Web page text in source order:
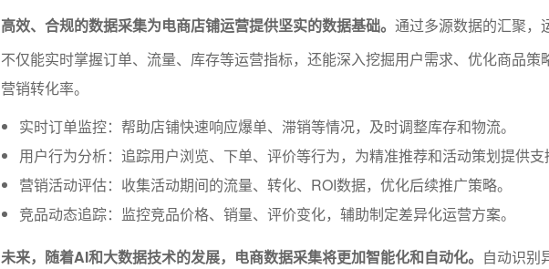
高效、合规的数据采集为电商店铺运营提供坚实的数据基础。 通过多源数据的汇聚，
不仅能实时掌握订单、流量、库存等运营指标，还能深入挖掘用户需求、优化商品策
营销转化率。
实时订单监控：帮助店铺快速响应爆单、滞销等情况，及时调整库存和物流。
用户行为分析：追踪用户浏览、下单、评价等行为，为精准推荐和活动策划提供支
营销活动评估：收集活动期间的流量、转化、ROI数据，优化后续推广策略。
竞品动态追踪：监控竞品价格、销量、评价变化，辅助制定差异化运营方案。
未来，随着AI和大数据技术的发展，电商数据采集将更加智能化和自动化。 自动识别